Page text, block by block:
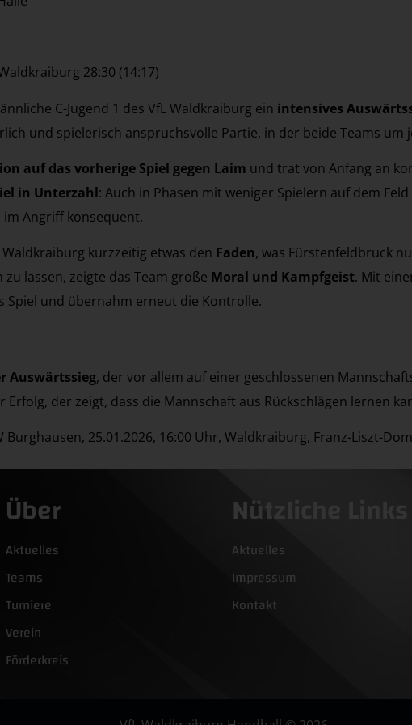
28:30 (14:17)
C-Jugend 1 des VfL Waldkraiburg ein intensives
und spielerisch anspruchsvolle Partie, in der beide Teams um
auf das vorherige Spiel gegen Laim und trat von Anfang an
in Unterzahl: Auch in Phasen mit weniger Spielern auf dem
Angriff konsequent.
kurzzeitig etwas den Faden, was Fürstenfeldbruck
lassen, zeigte das Team große Moral und Kampfgeist. Mit
Spiel und übernahm erneut die Kontrolle.
Auswärtssieg, der vor allem auf einer geschlossenen
der zeigt, dass die Mannschaft aus Rückschlägen lernen
Burghausen, 25.01.2026, 16:00 Uhr, Waldkraiburg, Franz-Liszt-
Über
Aktuelles
Teams
Turniere
Verein
Förderkreis
Nützliche Links
Aktuelles
Impressum
Kontakt